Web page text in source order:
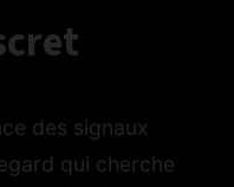
des signaux
qui cherche